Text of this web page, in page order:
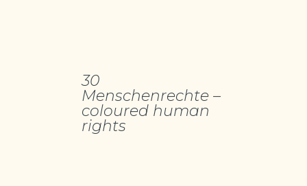
30
Menschenrechte –
coloured human
rights